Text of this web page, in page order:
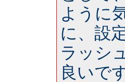
ように
に、設
ラッシ
良いで